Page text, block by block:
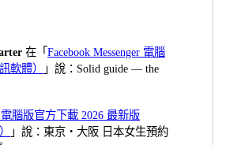
在「Facebook Messenger 電腦
軟體）
」說：Solid guide — the
腦版官方下載 2026 最新版
」說：東京・大阪 日本女生預約